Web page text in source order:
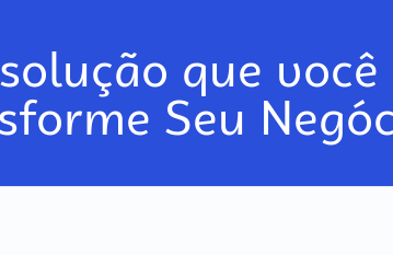
que você
Seu